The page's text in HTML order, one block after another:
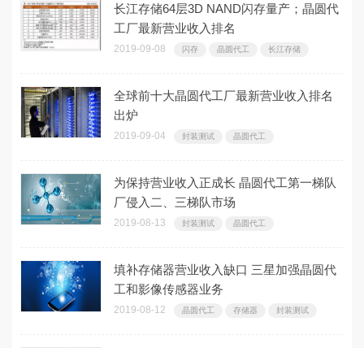
长江存储64层3D NAND闪存量产；晶圆代
工厂最新营业收入排名
2019-09-08 闪存 晶圆代工 长江存储
全球前十大晶圆代工厂最新营业收入排名
出炉
2019-09-04 封装测试 晶圆代工
为保持营业收入正成长 晶圆代工第一梯队
厂侵入二、三梯队市场
2019-08-13 封装测试 晶圆代工
填补存储器营业收入缺口 三星加强晶圆代
工和影像传感器业务
2019-08-12 晶圆代工 存储器 封装测试